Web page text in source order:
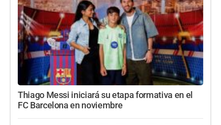
Thiago Messi iniciará su etapa formativa en el
FC Barcelona en noviembre